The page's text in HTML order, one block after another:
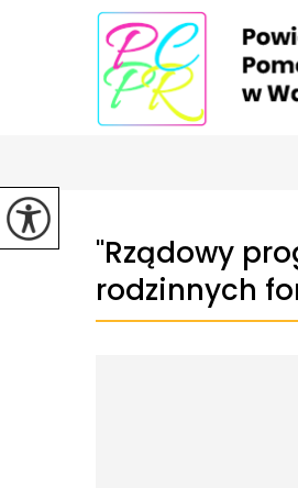
''Rządowy
rodzinnych